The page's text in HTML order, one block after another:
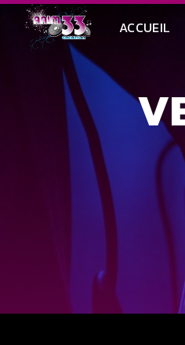
ACCUEIL
VENTE ET INSTALLATION D'ÉCLAIRAGE
Panneau de gestion des cookies